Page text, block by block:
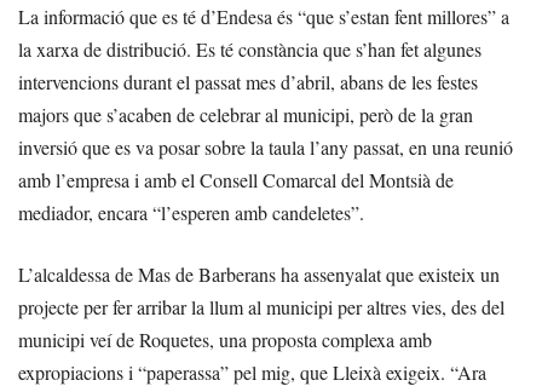
La informació que es té d’Endesa és “que s’estan fent millores” a
la xarxa de distribució. Es té constància que s’han fet algunes
intervencions durant el passat mes d’abril, abans de les festes
majors que s’acaben de celebrar al municipi, però de la gran
inversió que es va posar sobre la taula l’any passat, en una reunió
amb l’empresa i amb el Consell Comarcal del Montsià de
mediador, encara “l’esperen amb candeletes”.
L’alcaldessa de Mas de Barberans ha assenyalat que existeix un
projecte per fer arribar la llum al municipi per altres vies, des del
municipi veí de Roquetes, una proposta complexa amb
expropiacions i “paperassa” pel mig, que Lleixà exigeix. “Ara